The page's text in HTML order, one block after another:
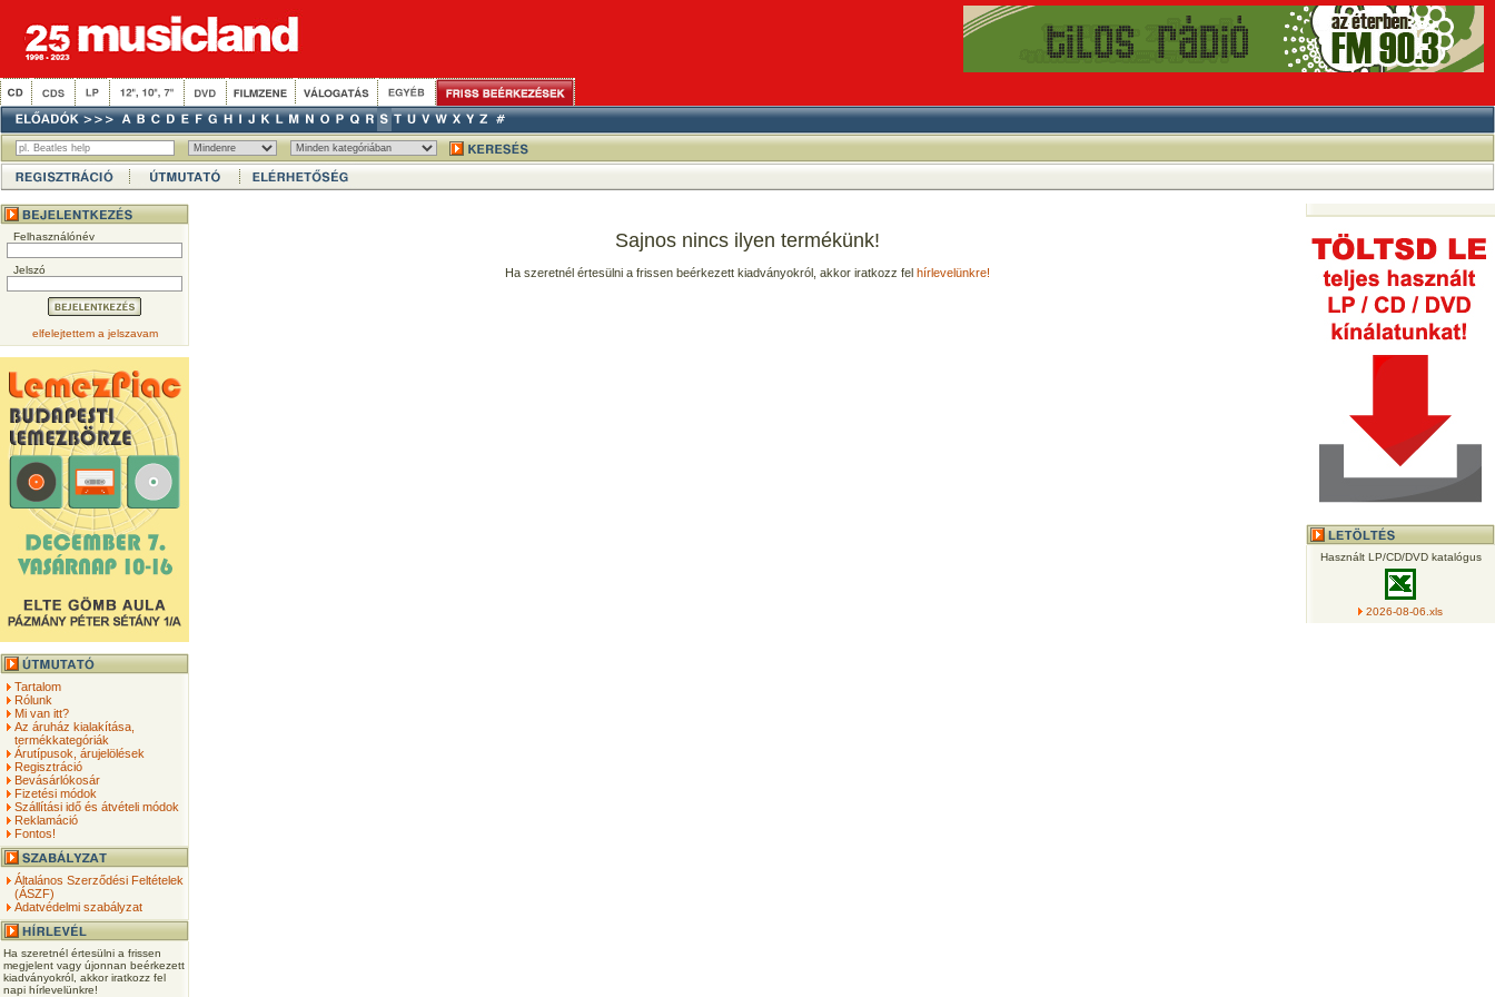
Felhasználónév
Jelszó
elfelejtettem a jelszavam
Tartalom
Rólunk
Mi van itt?
Az áruház kialakítása,
termékkategóriák
Árutípusok, árujelölések
Regisztráció
Bevásárlókosár
Fizetési módok
Szállítási idő és átvételi módok
Reklamáció
Fontos!
Általános Szerződési Feltételek
(ÁSZF)
Adatvédelmi szabályzat
Ha szeretnél értesülni a frissen
megjelent vagy újonnan beérkezett
kiadványokról, akkor iratkozz fel
napi hírlevelünkre!
Sajnos nincs ilyen termékünk!
Ha szeretnél értesülni a frissen beérkezett kiadványokról, akkor iratkozz fel hírlevelünkre!
Használt LP/CD/DVD katalógus
2026-08-06.xls